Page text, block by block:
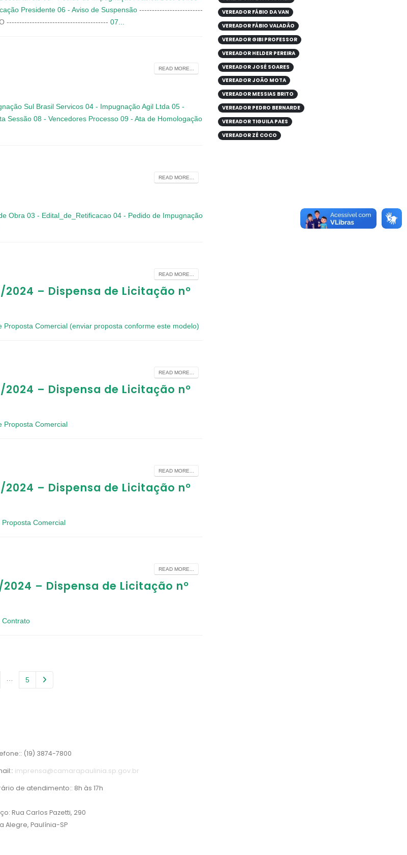
Presidente 06 - Aviso de Suspensão -------------------------
---------------------------------------- 07...
READ MORE...
Sul Brasil Servicos 04 - Impugnação Agil Ltda 05 -
Sessão 08 - Vencedores Processo 09 - Ata de Homologação
READ MORE...
Obra 03 - Edital_de_Retificacao 04 - Pedido de Impugnação
READ MORE...
– Dispensa de Licitação nº
Proposta Comercial (enviar proposta conforme este modelo)
READ MORE...
– Dispensa de Licitação nº
Proposta Comercial
READ MORE...
– Dispensa de Licitação nº
Comercial
READ MORE...
– Dispensa de Licitação nº
Contrato
5
VEREADOR FÁBIO DA VAN
VEREADOR FÁBIO VALADÃO
VEREADOR GIBI PROFESSOR
VEREADOR HELDER PEREIRA
VEREADOR JOSÉ SOARES
VEREADOR JOÃO MOTA
VEREADOR MESSIAS BRITO
VEREADOR PEDRO BERNARDE
VEREADOR TIGUILA PAES
VEREADOR ZÉ COCO
(19) 3874-7800
imprensa@camarapaulinia.sp.gov.br
de atendimento:: 8h às 17h
Rua Carlos Pazetti, 290
Alegre, Paulínia-SP